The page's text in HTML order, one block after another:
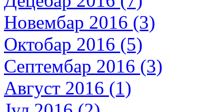
Новембар 2016 (3)
Октобар 2016 (5)
Септембар 2016 (3)
Август 2016 (1)